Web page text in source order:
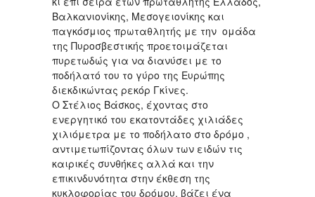
Βαλκανιονίκης, Μεσογειονίκης και
παγκόσμιος πρωταθλητής με την ομάδα
της Πυροσβεστικής προετοιμάζεται
πυρετωδώς για να διανύσει με το
ποδήλατό του το γύρο της Ευρώπης
διεκδικώντας ρεκόρ Γκίνες.
Ο Στέλιος Βάσκος, έχοντας στο
ενεργητικό του εκατοντάδες χιλιάδες
χιλιόμετρα με το ποδήλατο στο δρόμο ,
αντιμετωπίζοντας όλων των ειδών τις
καιρικές συνθήκες αλλά και την
επικινδυνότητα στην έκθεση της
κυκλοφορίας του δρόμου, βάζει ένα